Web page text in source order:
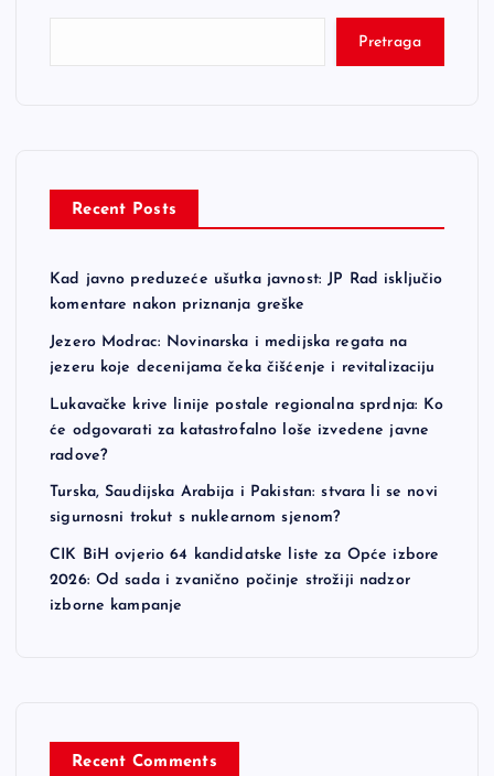
Pretraga
Recent Posts
Kad javno preduzeće ušutka javnost: JP Rad isključio
komentare nakon priznanja greške
Jezero Modrac: Novinarska i medijska regata na
jezeru koje decenijama čeka čišćenje i revitalizaciju
Lukavačke krive linije postale regionalna sprdnja: Ko
će odgovarati za katastrofalno loše izvedene javne
radove?
Turska, Saudijska Arabija i Pakistan: stvara li se novi
sigurnosni trokut s nuklearnom sjenom?
CIK BiH ovjerio 64 kandidatske liste za Opće izbore
2026: Od sada i zvanično počinje strožiji nadzor
izborne kampanje
Recent Comments